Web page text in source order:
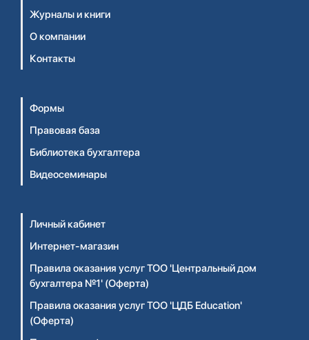
Журналы и книги
О компании
Контакты
Формы
Правовая база
Библиотека бухгалтера
Видеосеминары
Личный кабинет
Интернет-магазин
Правила оказания услуг ТОО 'Центральный дом
бухгалтера №1' (Оферта)
Правила оказания услуг ТОО 'ЦДБ Education'
(Оферта)